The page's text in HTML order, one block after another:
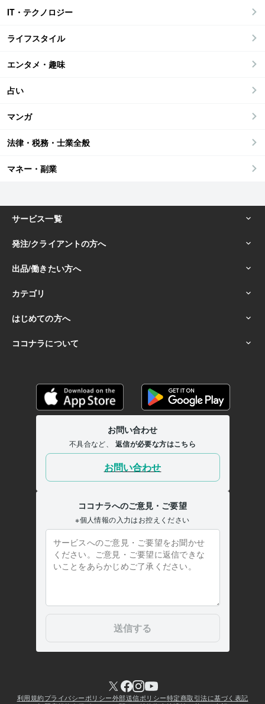
IT・テクノロジー
ライフスタイル
エンタメ・趣味
占い
マンガ
法律・税務・士業全般
マネー・副業